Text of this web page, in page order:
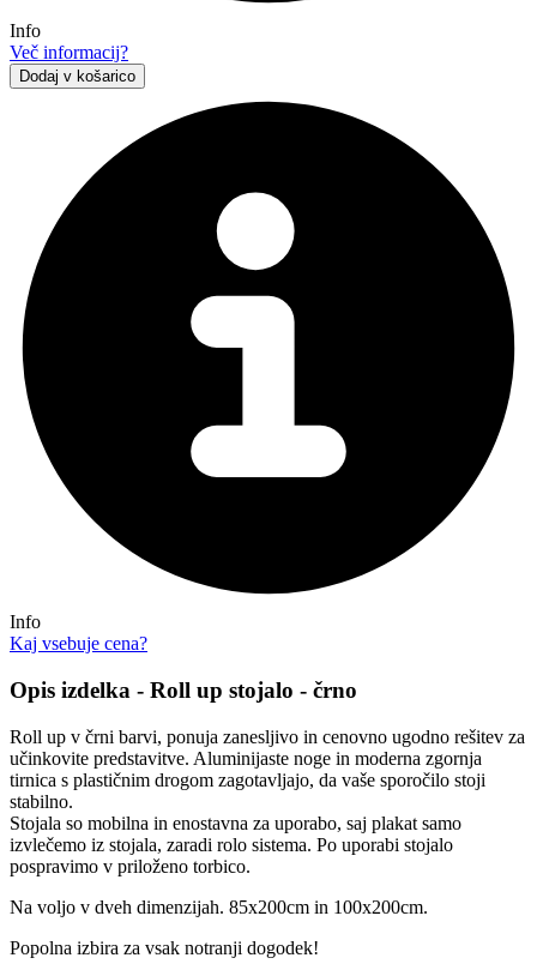
Info
Več informacij?
Dodaj v košarico
Info
Kaj vsebuje cena?
Opis izdelka - Roll up stojalo - črno
Roll up v črni barvi, ponuja zanesljivo in cenovno ugodno rešitev za
učinkovite predstavitve. Aluminijaste noge in moderna zgornja
tirnica s plastičnim drogom zagotavljajo, da vaše sporočilo stoji
stabilno.
Stojala so mobilna in enostavna za uporabo, saj plakat samo
izvlečemo iz stojala, zaradi rolo sistema. Po uporabi stojalo
pospravimo v priloženo torbico.
Na voljo v dveh dimenzijah. 85x200cm in 100x200cm.
Popolna izbira za vsak notranji dogodek!